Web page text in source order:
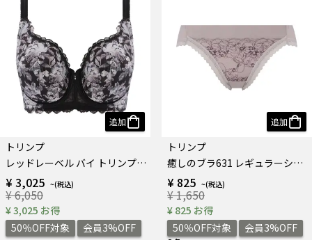
追加
トリンプ
レッドレーベル バイ トリンプ0121 フルカップブラジャー
¥ 3,025
¥ 6,050
¥ 3,025 お得
50％OFF対象
会員3%OFF
追加
トリンプ
癒しのブラ631 レギュラーショーツ
¥ 825
¥ 1,650
¥ 825 お得
50％OFF対象
会員3%OFF